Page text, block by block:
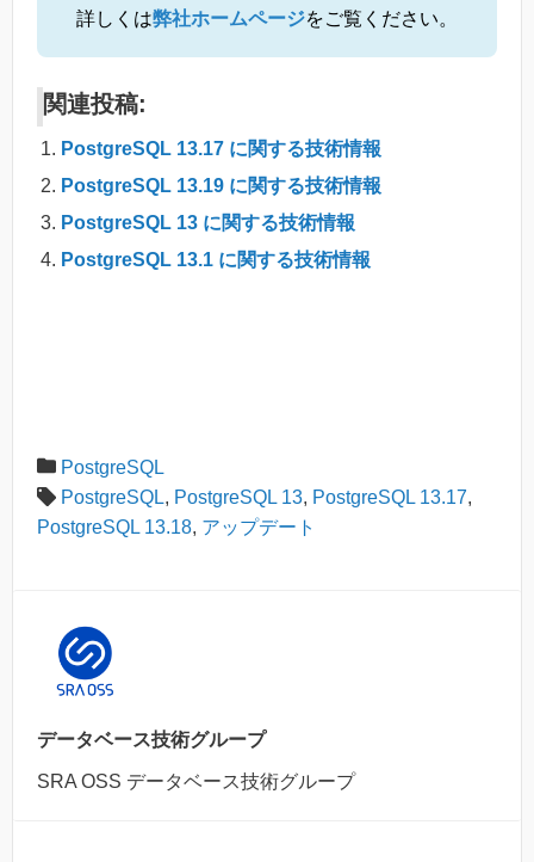
詳しくは弊社ホームページをご覧ください。
関連投稿:
PostgreSQL 13.17 に関する技術情報
PostgreSQL 13.19 に関する技術情報
PostgreSQL 13 に関する技術情報
PostgreSQL 13.1 に関する技術情報
PostgreSQL
PostgreSQL, PostgreSQL 13, PostgreSQL 13.17,
PostgreSQL 13.18, アップデート
データベース技術グループ
SRA OSS データベース技術グループ